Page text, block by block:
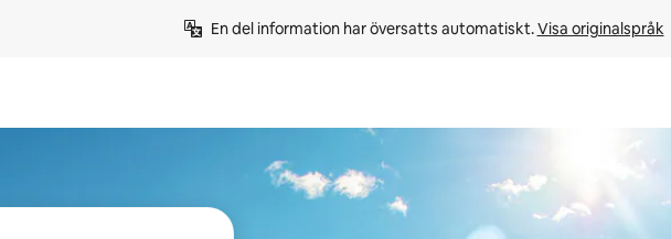
En del information har översatts automatiskt. Visa originalspråk